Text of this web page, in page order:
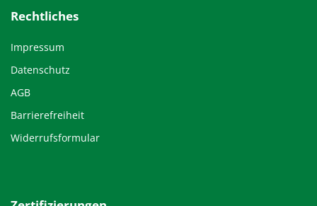
Rechtliches
Impressum
Datenschutz
AGB
Barrierefreiheit
Widerrufsformular